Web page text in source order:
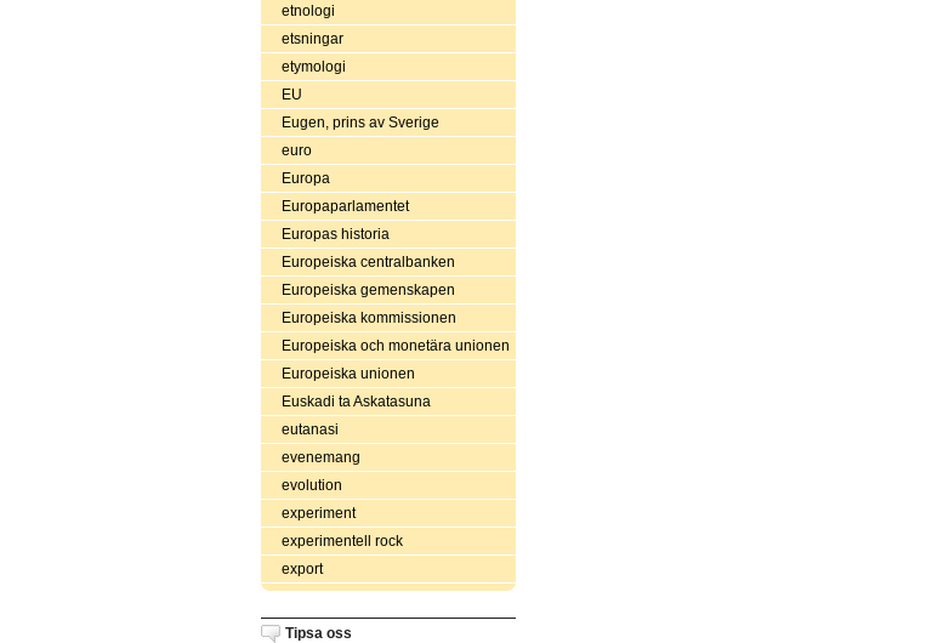
etnologi
etsningar
etymologi
EU
Eugen, prins av Sverige
euro
Europa
Europaparlamentet
Europas historia
Europeiska centralbanken
Europeiska gemenskapen
Europeiska kommissionen
Europeiska och monetära unionen
Europeiska unionen
Euskadi ta Askatasuna
eutanasi
evenemang
evolution
experiment
experimentell rock
export
Tipsa oss